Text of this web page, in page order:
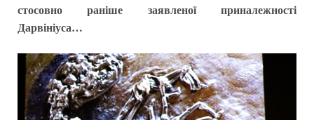
стосовно раніше заявленої приналежності
Дарвініуса…